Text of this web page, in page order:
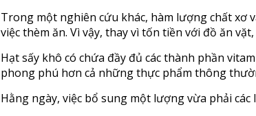
Trong một nghiên cứu khác, hàm lượng chất xơ
việc thèm ăn. Vì vậy, thay vì tốn tiền với đồ ăn
Hạt sấy khô có chứa đầy đủ các thành phần
phong phú hơn cả những thực phẩm thông
Hằng ngày, việc bổ sung một lượng vừa phải